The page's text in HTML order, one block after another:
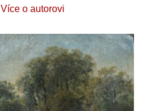
Více o autorovi